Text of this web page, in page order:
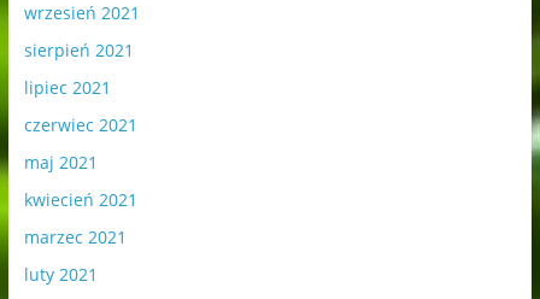
wrzesień 2021
sierpień 2021
lipiec 2021
czerwiec 2021
maj 2021
kwiecień 2021
marzec 2021
luty 2021